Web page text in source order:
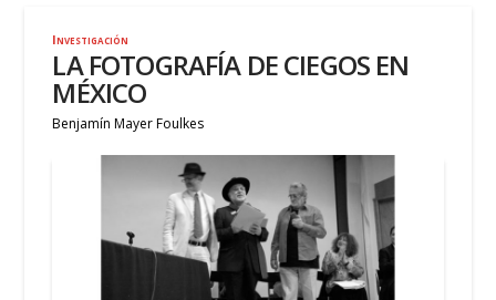
Investigación
LA FOTOGRAFÍA DE CIEGOS EN
MÉXICO
Benjamín Mayer Foulkes